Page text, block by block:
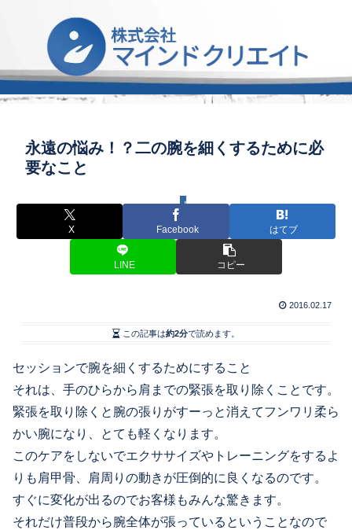
永遠の悩み！？二の腕を細くするために必
要なこと
身体のセルフケア
X Facebook はてブ
LINE コピー
2016.02.17
この記事は約2分で読めます。
セッションで腕を細くするためにすること
それは、手のひらから肩までの緊張を取り除くことです。
緊張を取り除くと腕の張りがすーっと消えてフンワリ柔ら
かい腕になり、とても軽くなります。
このケアをしないでエクササイズやトレーニングをするよ
りも肩甲骨、肩周りの動きが圧倒的に良くなるのです。
すぐに変化が出るのでお客様もみんな驚きます。
それだけ普段から腕全体が張っているということなので